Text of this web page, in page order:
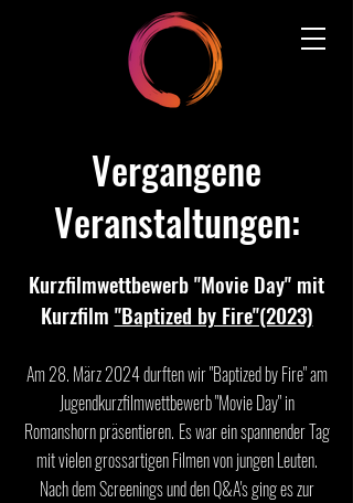
Vergangene
Veranstaltungen:
Kurzfilmwettbewerb "Movie Day" mit
Kurzfilm "Baptized by Fire"(2023)
Am 28. März 2024durftenwir "Baptized by Fire" am
Jugendkurzfilmwettbewerb "Movie Day" in
Romanshorn präsentieren. Es war ein spannenderTag
mit vielen grossartigen Filmen von jungen Leuten.
Nach dem Screenings und den Q&A's ging es zur